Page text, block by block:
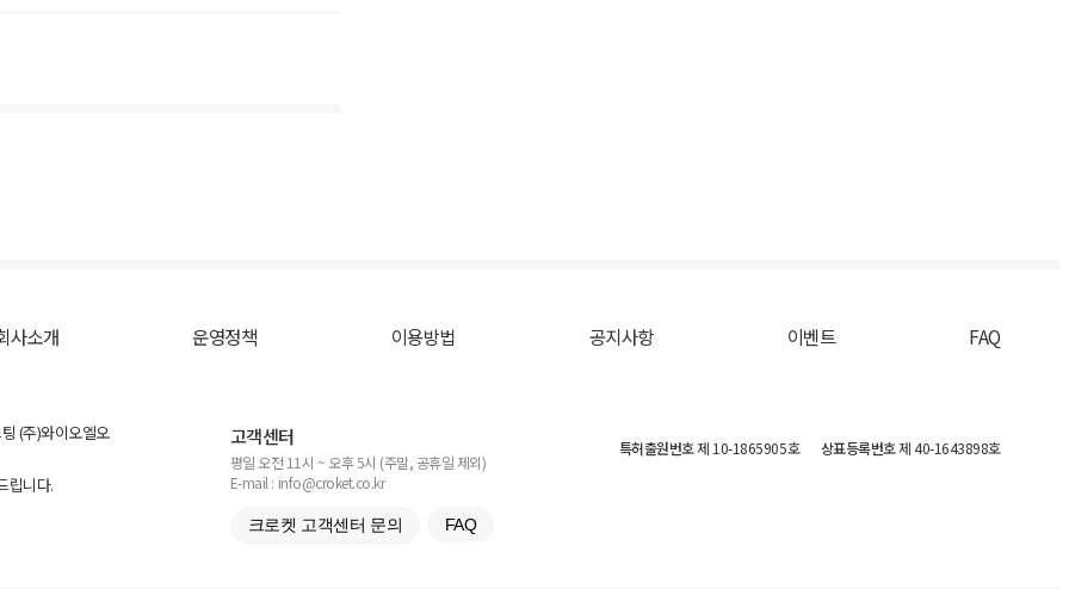
사소개 운영정책 이용방법 공지사항 이벤트 FAQ
(주)와이오엘오
립니다.
고객센터
평일 오전 11시 ~ 오후 5시 (주말, 공휴일 제외)
E-mail : info@croket.co.kr
크로켓 고객센터 문의 FAQ
특허출원번호제 10-1865905호 상표등록번호제 40-1643898호